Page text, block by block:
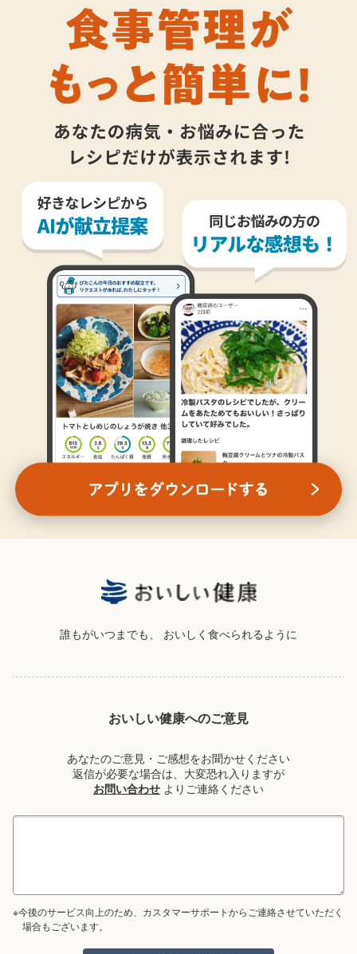
誰もがいつまでも、 おいしく食べられるように
おいしい健康へのご意見
あなたのご意見・ご感想をお聞かせください
返信が必要な場合は、大変恐れ入りますが
お問い合わせ よりご連絡ください
※今後のサービス向上のため、カスタマーサポートからご連絡させていただく
場合もございます。